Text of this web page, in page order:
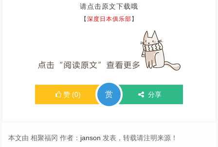
请点击原文下载哦
【深度日本俱乐部】
赞 (0) 赏 分享
本文由 相聚福冈 作者： janson 发表，转载请注明来源！